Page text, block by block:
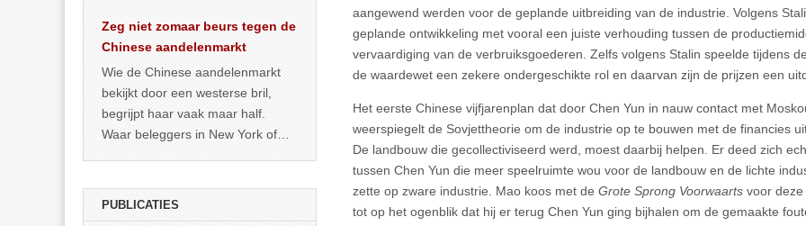
aangewend werden voor de geplande uitbreiding van de industrie. Volgens
geplande ontwikkeling met vooral een juiste verhouding tussen de
vervaardiging van de verbruiksgoederen. Zelfs volgens Stalin speelde tijdens
de waardewet een zekere ondergeschikte rol en daarvan zijn de prijzen een
Het eerste Chinese vijfjarenplan dat door Chen Yun in nauw contact met
weerspiegelt de Sovjettheorie om de industrie op te bouwen met de financies
De landbouw die gecollectiviseerd werd, moest daarbij helpen. Er deed zich
tussen Chen Yun die meer speelruimte wou voor de landbouw en de lichte
zette op zware industrie. Mao koos met de Grote Sprong Voorwaarts voor
tot op het ogenblik dat hij er terug Chen Yun ging bijhalen om de gemaakte
Zeg niet zomaar beurs tegen de
Chinese aandelenmarkt
Wie de Chinese aandelenmarkt
bekijkt door een westerse bril,
begrijpt haar vaak maar half.
Waar beleggers in New York of
PUBLICATIES